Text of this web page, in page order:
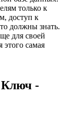
только к
доступ к
должны знать.
для своей
самая
Ключ -